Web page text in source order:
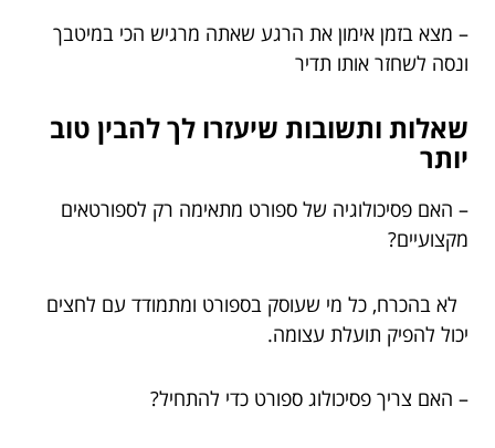
– מצא בזמן אימון את הרגע שאתה מרגיש הכי במיטבך
ונסה לשחזר אותו תדיר
שאלות ותשובות שיעזרו לך להבין טוב
יותר
– האם פסיכולוגיה של ספורט מתאימה רק לספורטאים
מקצועיים?
לא בהכרח, כל מי שעוסק בספורט ומתמודד עם לחצים
יכול להפיק תועלת עצומה.
– האם צריך פסיכולוג ספורט כדי להתחיל?